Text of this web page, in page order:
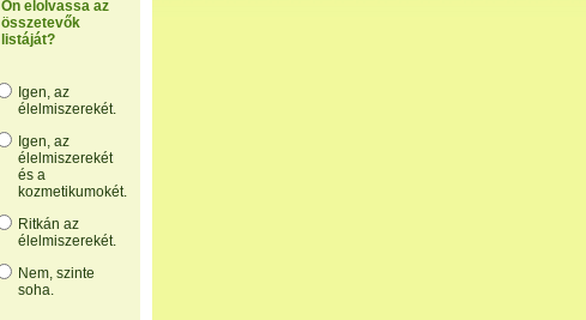
Ön elolvassa az
összetevők
listáját?
Igen, az
élelmiszerekét.
Igen, az
élelmiszerekét
és a
kozmetikumokét.
Ritkán az
élelmiszerekét.
Nem, szinte
soha.